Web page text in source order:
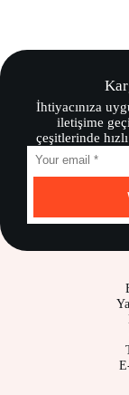
İhtiyacınıza
iletişime
çeşitlerinde